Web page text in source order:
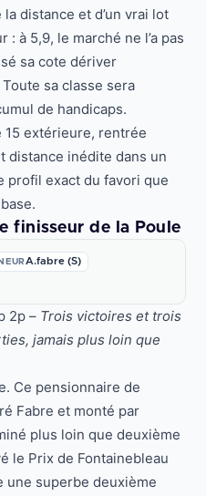
distance et d’un vrai lot
à 5,9, le marché ne l’a pas
sa cote dériver
sa classe sera
de handicaps.
extérieure, rentrée
distance inédite dans un
profil exact du favori que
finisseur de la Poule
A.fabre (S)
2p – Trois victoires et trois
jamais plus loin que
Ce pensionnaire de
Fabre et monté par
plus loin que deuxième
le Prix de Fontainebleau
une superbe deuxième